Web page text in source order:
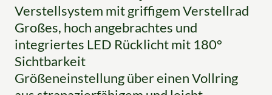
Verstellsystem mit griffigem Verstellrad
Großes, hoch angebrachtes und
integriertes LED Rücklicht mit 180°
Sichtbarkeit
Größeneinstellung über einen Vollring